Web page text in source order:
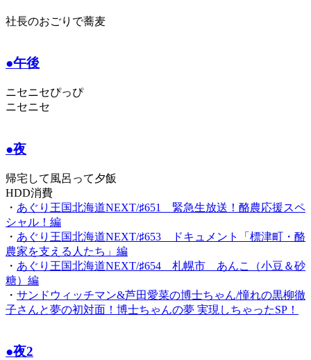
社長のおごりで蕎麦
●午後
ニセニセぴっぴ
ニセニセ
●夜
帰宅して風呂って夕飯
HDD消費
・ あぐり王国北海道NEXT/♯651 緊急生放送！酪農応援スペ
シャル！編
・ あぐり王国北海道NEXT/♯653 ドキュメント「標津町・酪
農家を支える人たち」編
・ あぐり王国北海道NEXT/♯654 札幌市 あんこ（小豆＆砂
糖）編
・ サンドウィッチマン&芦田愛菜の博士ちゃん/憧れの黒柳徹
子さんと夢の初対面！博士ちゃんの夢 実現しちゃったSP！
●夜2